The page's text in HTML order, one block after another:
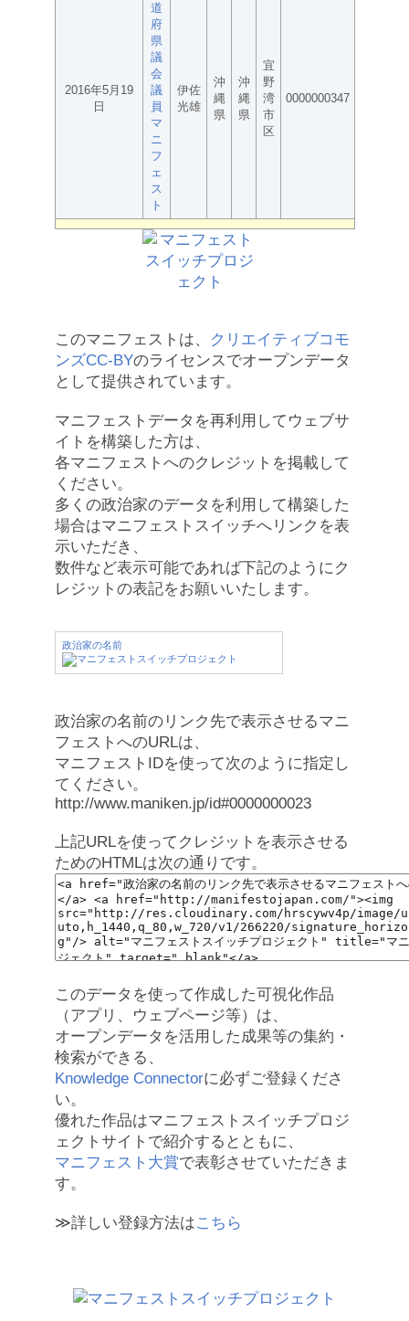
2016年5月19
日
道
府
県
議
会
議
員
マ
ニ
フ
ェ
ス
ト
伊佐
光雄
沖
縄
県
沖
縄
県
宜
野
湾
市
区
0000000347
このマニフェストは、
クリエイティブコモ
ンズCC-BYのライセンスでオープンデータ
として提供されています。
マニフェストデータを再利用してウェブサ
イトを構築した方は、
各マニフェストへのクレジットを掲載して
ください。
多くの政治家のデータを利用して構築した
場合はマニフェストスイッチへリンクを表
示いただき、
数件など表示可能であれば下記のようにク
レジットの表記をお願いいたします。
政治家の名前
政治家の名前のリンク先で表示させるマニ
フェストへのURLは、
マニフェストIDを使って次のように指定し
てください。
http://www.maniken.jp/id#0000000023
上記URLを使ってクレジットを表示させる
ためのHTMLは次の通りです。
このデータを使って作成した可視化作品
（アプリ、ウェブページ等）は、
オープンデータを活用した成果等の集約・
検索ができる、
Knowledge Connectorに必ずご登録くださ
い。
優れた作品はマニフェストスイッチプロジ
ェクトサイトで紹介するとともに、
マニフェスト大賞で表彰させていただきま
す。
≫詳しい登録方法はこちら